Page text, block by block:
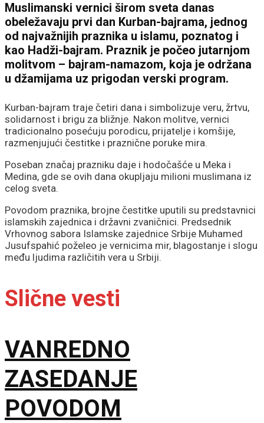
Muslimanski vernici širom sveta danas
obeležavaju prvi dan Kurban-bajrama, jednog
od najvažnijih praznika u islamu, poznatog i
kao Hadži-bajram. Praznik je počeo jutarnjom
molitvom – bajram-namazom, koja je održana
u džamijama uz prigodan verski program.
Kurban-bajram traje četiri dana i simbolizuje veru, žrtvu,
solidarnost i brigu za bližnje. Nakon molitve, vernici
tradicionalno posećuju porodicu, prijatelje i komšije,
razmenjujući čestitke i praznične poruke mira.
Poseban značaj prazniku daje i hodočašće u Meka i
Medina, gde se ovih dana okupljaju milioni muslimana iz
celog sveta.
Povodom praznika, brojne čestitke uputili su predstavnici
islamskih zajednica i državni zvaničnici. Predsednik
Vrhovnog sabora Islamske zajednice Srbije Muhamed
Jusufspahić poželeo je vernicima mir, blagostanje i slogu
među ljudima različitih vera u Srbiji.
Slične vesti
VANREDNO
ZASEDANJE
POVODOM